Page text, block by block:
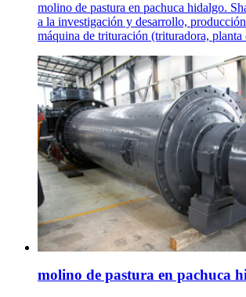
molino de pastura en pachuca hidalgo.
a la investigación y desarrollo,
máquina de trituración (trituradora, planta
molino de pastura en pachuca